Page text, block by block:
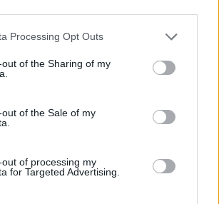
Processing Opt Outs
of the Sharing of my
of the Sale of my
of processing my
for Targeted Advertising.
9 οι νεκροί μετά τον θάνατο ενός
στην επίθεση με πυροβολισμούς σε
να επιστρέψουμε στην
στο νότιο Ρέθυμνο